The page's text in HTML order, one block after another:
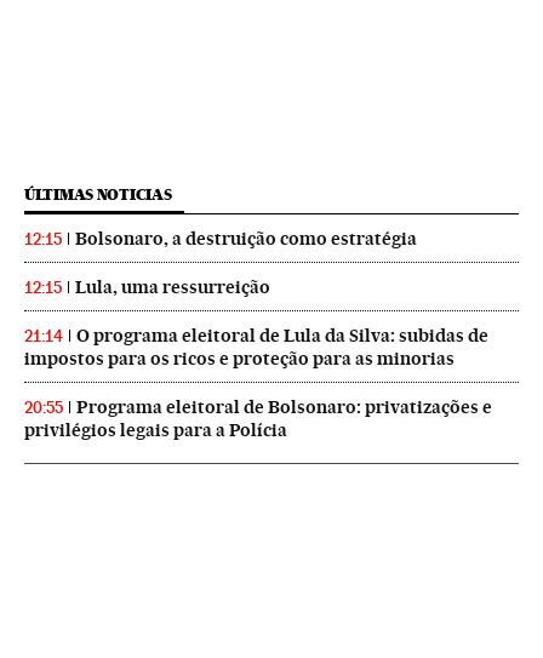
ÚLTIMAS NOTICIAS
12:15 Bolsonaro, a destruição como estratégia
12:15 Lula, uma ressurreição
21:14
O programa eleitoral de Lula da Silva: subidas de
impostos para os ricos e proteção para as minorias
20:55
Programa eleitoral de Bolsonaro: privatizações e
privilégios legais para a Polícia